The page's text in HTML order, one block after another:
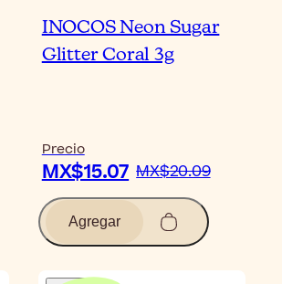
INOCOS Neon Sugar
Glitter Coral 3g
Precio
MX$15.07 MX$20.09
Agregar